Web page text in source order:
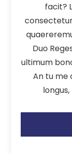
facit?
Duo
ultimum
An tu me